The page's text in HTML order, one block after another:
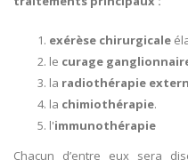
exérèse chirurgicale
le curage
la radiothérapie
la chimiothérapie.
l'immunothérapie
Chacun d’entre eux sera